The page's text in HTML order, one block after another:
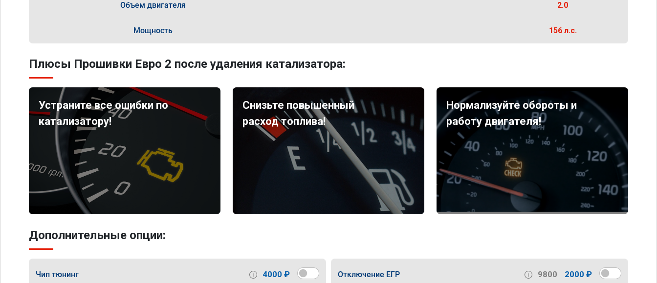
Объем двигателя 2.0
Мощность 156 л.с.
Плюсы Прошивки Евро 2 после удаления катализатора:
Устраните все ошибки по
катализатору!
Снизьте повышенный
расход топлива!
Нормализуйте обороты и
работу двигателя!
Дополнительные опции:
Чип тюнинг 4000 ₽ Отключение ЕГР 9800 2000 ₽